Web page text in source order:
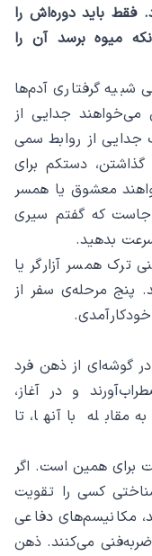
فقط باید دوره‌اش را
میوه برسد آن را
شبیه گرفتاری آدم‌ها
می‌خواهند جدایی از
جدایی از روابط سمی
دستکم برای
معشوق یا همسر
که گفتم سیری
بدهید.
ترک همسر آزارگر یا
پنج مرحله‌ی سفر از
گوشه‌ای از ذهن فرد
و در آغاز،
با آنها، تا
برای همین است. اگر
کسی را تقویت
مکانیسم‌های دفاعی
ضربه‌فنی می‌کنند. ذهن